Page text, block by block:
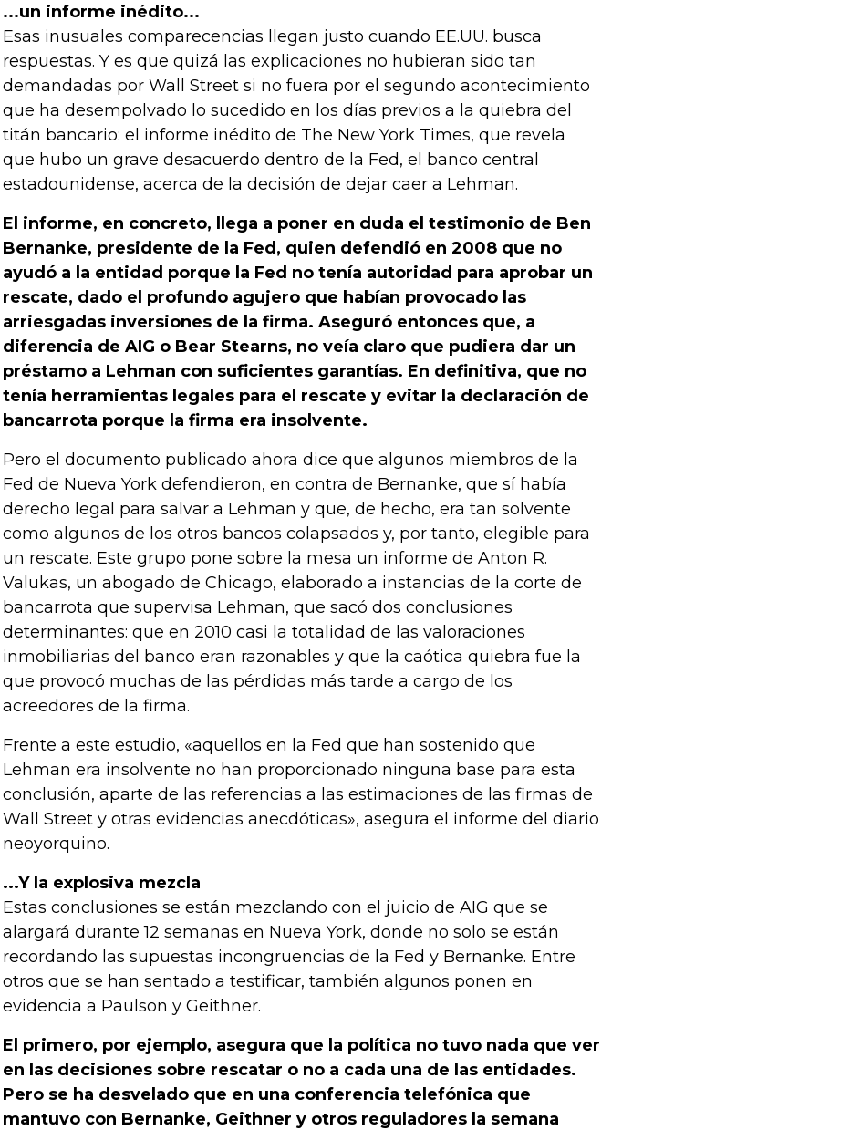
...un informe inédito...
Esas inusuales comparecencias llegan justo cuando EE.UU. busca
respuestas. Y es que quizá las explicaciones no hubieran sido tan
demandadas por Wall Street si no fuera por el segundo acontecimiento
que ha desempolvado lo sucedido en los días previos a la quiebra del
titán bancario: el informe inédito de The New York Times, que revela
que hubo un grave desacuerdo dentro de la Fed, el banco central
estadounidense, acerca de la decisión de dejar caer a Lehman.
El informe, en concreto, llega a poner en duda el testimonio de Ben
Bernanke, presidente de la Fed, quien defendió en 2008 que no
ayudó a la entidad porque la Fed no tenía autoridad para aprobar un
rescate, dado el profundo agujero que habían provocado las
arriesgadas inversiones de la firma. Aseguró entonces que, a
diferencia de AIG o Bear Stearns, no veía claro que pudiera dar un
préstamo a Lehman con suficientes garantías. En definitiva, que no
tenía herramientas legales para el rescate y evitar la declaración de
bancarrota porque la firma era insolvente.
Pero el documento publicado ahora dice que algunos miembros de la
Fed de Nueva York defendieron, en contra de Bernanke, que sí había
derecho legal para salvar a Lehman y que, de hecho, era tan solvente
como algunos de los otros bancos colapsados y, por tanto, elegible para
un rescate. Este grupo pone sobre la mesa un informe de Anton R.
Valukas, un abogado de Chicago, elaborado a instancias de la corte de
bancarrota que supervisa Lehman, que sacó dos conclusiones
determinantes: que en 2010 casi la totalidad de las valoraciones
inmobiliarias del banco eran razonables y que la caótica quiebra fue la
que provocó muchas de las pérdidas más tarde a cargo de los
acreedores de la firma.
Frente a este estudio, «aquellos en la Fed que han sostenido que
Lehman era insolvente no han proporcionado ninguna base para esta
conclusión, aparte de las referencias a las estimaciones de las firmas de
Wall Street y otras evidencias anecdóticas», asegura el informe del diario
neoyorquino.
...Y la explosiva mezcla
Estas conclusiones se están mezclando con el juicio de AIG que se
alargará durante 12 semanas en Nueva York, donde no solo se están
recordando las supuestas incongruencias de la Fed y Bernanke. Entre
otros que se han sentado a testificar, también algunos ponen en
evidencia a Paulson y Geithner.
El primero, por ejemplo, asegura que la política no tuvo nada que ver
en las decisiones sobre rescatar o no a cada una de las entidades.
Pero se ha desvelado que en una conferencia telefónica que
mantuvo con Bernanke, Geithner y otros reguladores la semana